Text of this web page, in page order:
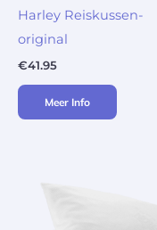
Harley Reiskussen-
original
€41.95
Meer Info